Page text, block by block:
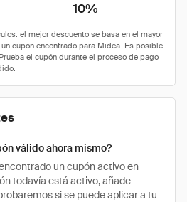
10%
válido ahora mismo?
un cupón activo en
todavía está activo, añade
si se puede aplicar a tu